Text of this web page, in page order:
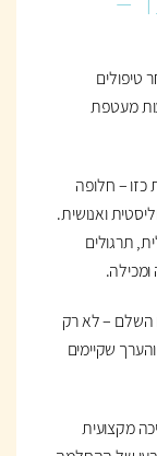
טיפולים
מעטפת
כזו – חלופה
ואנושית.
תרגולים
ומכילה.
השלם – לא רק
שקיימים
מקצועית